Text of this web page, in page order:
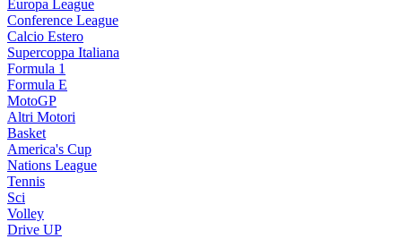
Europa League
Conference League
Calcio Estero
Supercoppa Italiana
Formula 1
Formula E
MotoGP
Altri Motori
Basket
America's Cup
Nations League
Tennis
Sci
Volley
Drive UP